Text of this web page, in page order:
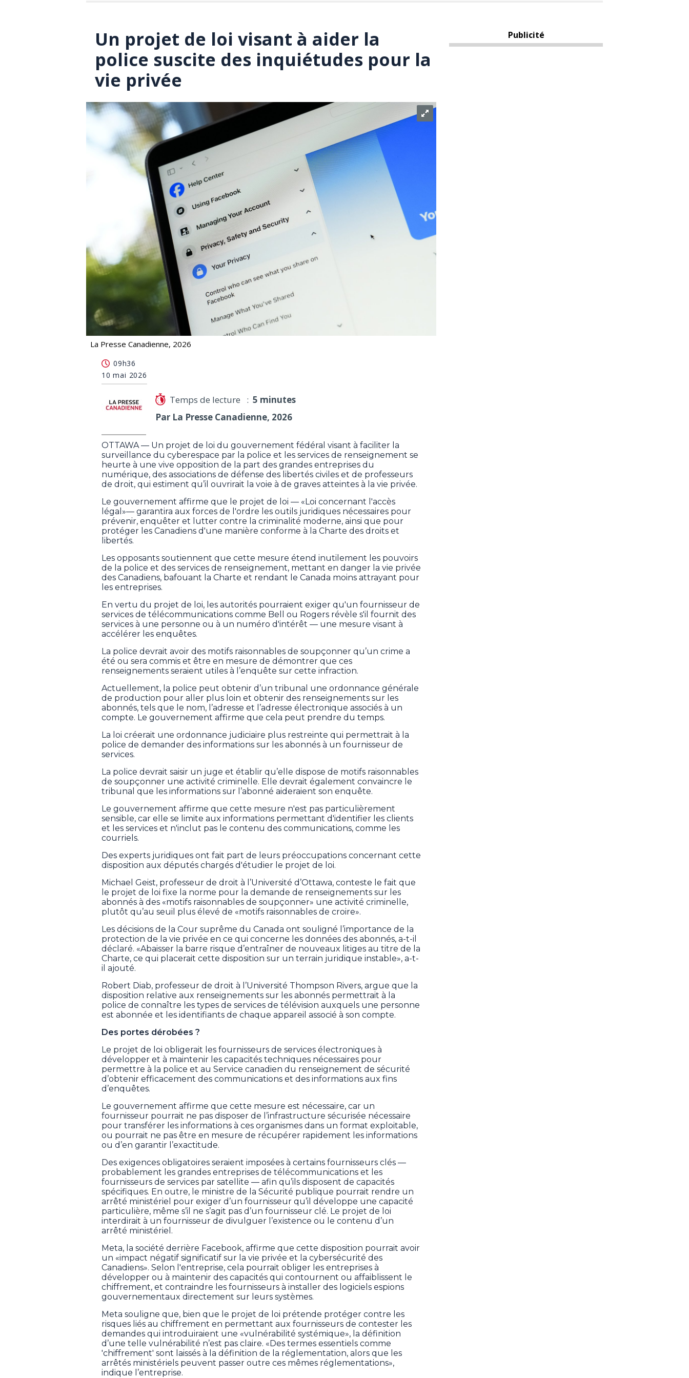
Un projet de loi visant à aider la
police suscite des inquiétudes pour la
vie privée
La Presse Canadienne, 2026
09h36
10 mai 2026
Temps de lecture : 5 minutes
Par La Presse Canadienne, 2026
OTTAWA — Un projet de loi du gouvernement fédéral visant à faciliter la
surveillance du cyberespace par la police et les services de renseignement se
heurte à une vive opposition de la part des grandes entreprises du
numérique, des associations de défense des libertés civiles et de professeurs
de droit, qui estiment qu’il ouvrirait la voie à de graves atteintes à la vie privée.
Le gouvernement affirme que le projet de loi — «Loi concernant l'accès
légal»— garantira aux forces de l'ordre les outils juridiques nécessaires pour
prévenir, enquêter et lutter contre la criminalité moderne, ainsi que pour
protéger les Canadiens d'une manière conforme à la Charte des droits et
libertés.
Les opposants soutiennent que cette mesure étend inutilement les pouvoirs
de la police et des services de renseignement, mettant en danger la vie privée
des Canadiens, bafouant la Charte et rendant le Canada moins attrayant pour
les entreprises.
En vertu du projet de loi, les autorités pourraient exiger qu'un fournisseur de
services de télécommunications comme Bell ou Rogers révèle s'il fournit des
services à une personne ou à un numéro d'intérêt — une mesure visant à
accélérer les enquêtes.
La police devrait avoir des motifs raisonnables de soupçonner qu’un crime a
été ou sera commis et être en mesure de démontrer que ces
renseignements seraient utiles à l’enquête sur cette infraction.
Actuellement, la police peut obtenir d’un tribunal une ordonnance générale
de production pour aller plus loin et obtenir des renseignements sur les
abonnés, tels que le nom, l’adresse et l’adresse électronique associés à un
compte. Le gouvernement affirme que cela peut prendre du temps.
La loi créerait une ordonnance judiciaire plus restreinte qui permettrait à la
police de demander des informations sur les abonnés à un fournisseur de
services.
La police devrait saisir un juge et établir qu’elle dispose de motifs raisonnables
de soupçonner une activité criminelle. Elle devrait également convaincre le
tribunal que les informations sur l’abonné aideraient son enquête.
Le gouvernement affirme que cette mesure n'est pas particulièrement
sensible, car elle se limite aux informations permettant d'identifier les clients
et les services et n'inclut pas le contenu des communications, comme les
courriels.
Des experts juridiques ont fait part de leurs préoccupations concernant cette
disposition aux députés chargés d'étudier le projet de loi.
Michael Geist, professeur de droit à l’Université d’Ottawa, conteste le fait que
le projet de loi fixe la norme pour la demande de renseignements sur les
abonnés à des «motifs raisonnables de soupçonner» une activité criminelle,
plutôt qu’au seuil plus élevé de «motifs raisonnables de croire».
Les décisions de la Cour suprême du Canada ont souligné l’importance de la
protection de la vie privée en ce qui concerne les données des abonnés, a-t-il
déclaré. «Abaisser la barre risque d’entraîner de nouveaux litiges au titre de la
Charte, ce qui placerait cette disposition sur un terrain juridique instable», a-t-
il ajouté.
Robert Diab, professeur de droit à l’Université Thompson Rivers, argue que la
disposition relative aux renseignements sur les abonnés permettrait à la
police de connaître les types de services de télévision auxquels une personne
est abonnée et les identifiants de chaque appareil associé à son compte.
Des portes dérobées ?
Le projet de loi obligerait les fournisseurs de services électroniques à
développer et à maintenir les capacités techniques nécessaires pour
permettre à la police et au Service canadien du renseignement de sécurité
d’obtenir efficacement des communications et des informations aux fins
d’enquêtes.
Le gouvernement affirme que cette mesure est nécessaire, car un
fournisseur pourrait ne pas disposer de l’infrastructure sécurisée nécessaire
pour transférer les informations à ces organismes dans un format exploitable,
ou pourrait ne pas être en mesure de récupérer rapidement les informations
ou d’en garantir l’exactitude.
Des exigences obligatoires seraient imposées à certains fournisseurs clés —
probablement les grandes entreprises de télécommunications et les
fournisseurs de services par satellite — afin qu’ils disposent de capacités
spécifiques. En outre, le ministre de la Sécurité publique pourrait rendre un
arrêté ministériel pour exiger d’un fournisseur qu’il développe une capacité
particulière, même s’il ne s’agit pas d’un fournisseur clé. Le projet de loi
interdirait à un fournisseur de divulguer l’existence ou le contenu d’un
arrêté ministériel.
Meta, la société derrière Facebook, affirme que cette disposition pourrait avoir
un «impact négatif significatif sur la vie privée et la cybersécurité des
Canadiens». Selon l'entreprise, cela pourrait obliger les entreprises à
développer ou à maintenir des capacités qui contournent ou affaiblissent le
chiffrement, et contraindre les fournisseurs à installer des logiciels espions
gouvernementaux directement sur leurs systèmes.
Meta souligne que, bien que le projet de loi prétende protéger contre les
risques liés au chiffrement en permettant aux fournisseurs de contester les
demandes qui introduiraient une «vulnérabilité systémique», la définition
d’une telle vulnérabilité n’est pas claire. «Des termes essentiels comme
'chiffrement' sont laissés à la définition de la réglementation, alors que les
arrêtés ministériels peuvent passer outre ces mêmes réglementations»,
indique l’entreprise.
Publicité